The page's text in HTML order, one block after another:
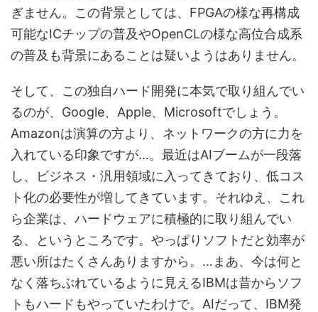
ぎません。この背景としては、FPGAの様な再構成
可能なICチップの普及やOpenCLの様な高位合成系
の普及も背景にあることは疑いようはありません。
そして、この独自ハード開発に本気で取り組んでい
るのが、Google、Apple、Microsoftでしょう。
Amazonは演算の方より、ネットワークの方に力を
入れている印象ですが…。最近はAIブームが一段落
し、ビジネス・汎用領域に入ってきており、低コス
ト化の必要性が増してきています。それゆえ、これ
ら企業は、ハードウェアに積極的に取り組んでい
る、というところです。やっぱりソフトだと効率が
悪い所はたくさんありますから。…まあ、今は何と
なく落ちぶれているように見えるIBMは昔からソフ
トもハードもやっていたわけで。AIだって、IBM発